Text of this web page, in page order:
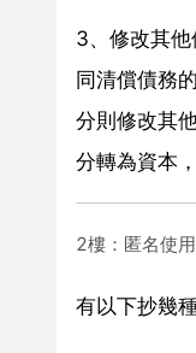
3、修改其
同清償債務
分則修改其
分轉為資本
2樓：匿名使
有以下抄幾種